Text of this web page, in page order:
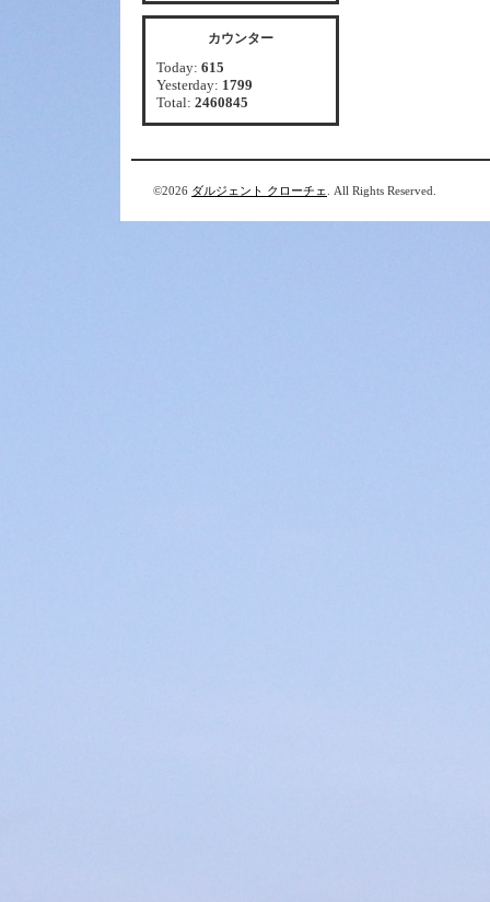
カウンター
Today: 615
Yesterday: 1799
Total: 2460845
©2026 ダルジェント クローチェ . All Rights Reserved.